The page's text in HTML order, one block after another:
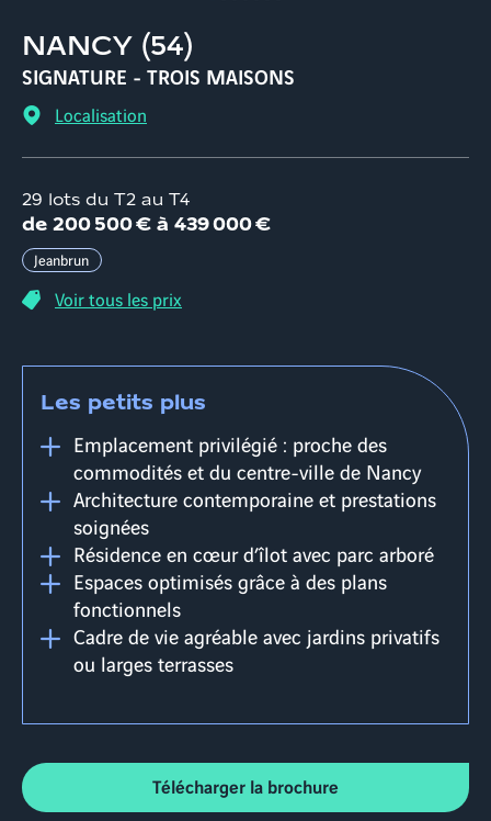
NANCY (54)
SIGNATURE - TROIS MAISONS
Localisation
29 lots du T2 au T4
de 200 500 € à 439 000 €
Jeanbrun
Voir tous les prix
Les petits plus
Emplacement privilégié : proche des
commodités et du centre-ville de Nancy
Architecture contemporaine et prestations
soignées
Résidence en cœur d’îlot avec parc arboré
Espaces optimisés grâce à des plans
fonctionnels
Cadre de vie agréable avec jardins privatifs
ou larges terrasses
Télécharger la brochure